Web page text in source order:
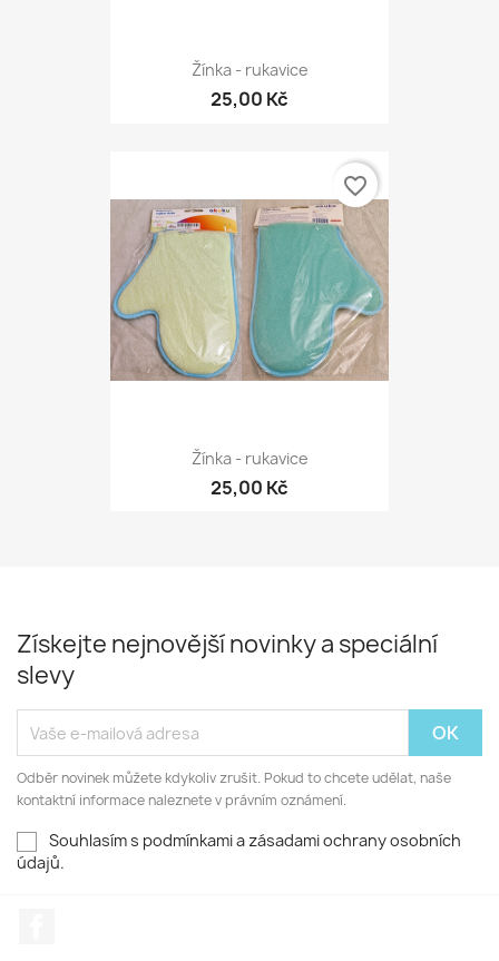
Žínka - rukavice
25,00 Kč
Žínka - rukavice
25,00 Kč
favorite_border
Získejte nejnovější novinky a speciální
slevy
Odběr novinek můžete kdykoliv zrušit. Pokud to chcete udělat, naše
kontaktní informace naleznete v právním oznámení.
Souhlasím s podmínkami a zásadami ochrany osobních
údajů.